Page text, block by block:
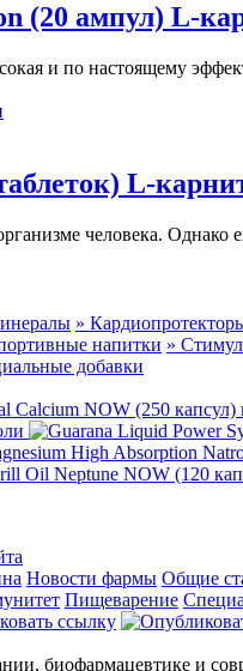
(20 ампул) L-
и по настоящему
L-
человека.
»
напитки »
добавки
Calcium NOW (250 капсул)
High Absorption
Oil Neptune NOW (120
Новости фармы Общие
Пищеварение
биофармацевтике и